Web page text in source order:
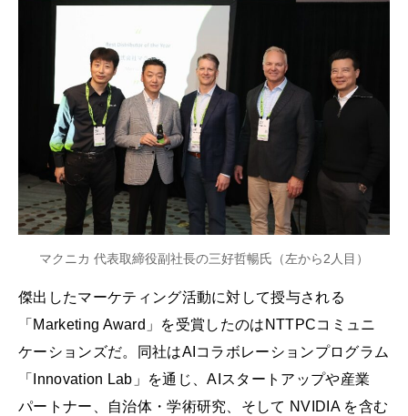
マクニカ 代表取締役副社長の三好哲暢氏（左から2人目）
傑出したマーケティング活動に対して授与される
「Marketing Award」を受賞したのはNTTPCコミュニ
ケーションズだ。同社はAIコラボレーションプログラム
「Innovation Lab」を通じ、AIスタートアップや産業
パートナー、自治体・学術研究、そして NVIDIA を含む